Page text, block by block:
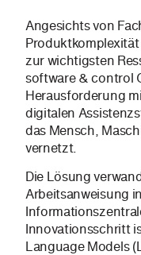
Angesichts von
zur wichtigsten
software & control
Herausforderung
digitalen
das Mensch,
vernetzt.
Die Lösung
Arbeitsanweisung
Innovationsschritt
Language Models